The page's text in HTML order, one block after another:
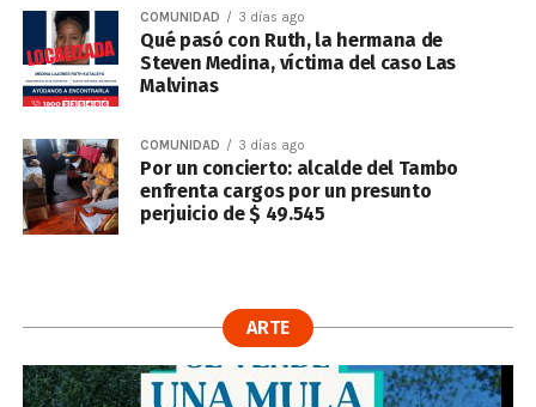
COMUNIDAD 3 días ago
Qué pasó con Ruth, la hermana de
Steven Medina, víctima del caso Las
Malvinas
COMUNIDAD 3 días ago
Por un concierto: alcalde del Tambo
enfrenta cargos por un presunto
perjuicio de $ 49.545
ARTE